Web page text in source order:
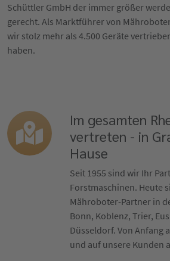
Schüttler GmbH der immer größer
gerecht. Als Marktführer von
wir stolz mehr als 4.500 Geräte
haben.
Im gesamten
vertreten - in
Hause
Seit 1955 sind wir Ihr
Forstmaschinen. Heute
Mähroboter-Partner in
Bonn, Koblenz, Trier,
Düsseldorf. Von Anfang
und auf unsere Kunden